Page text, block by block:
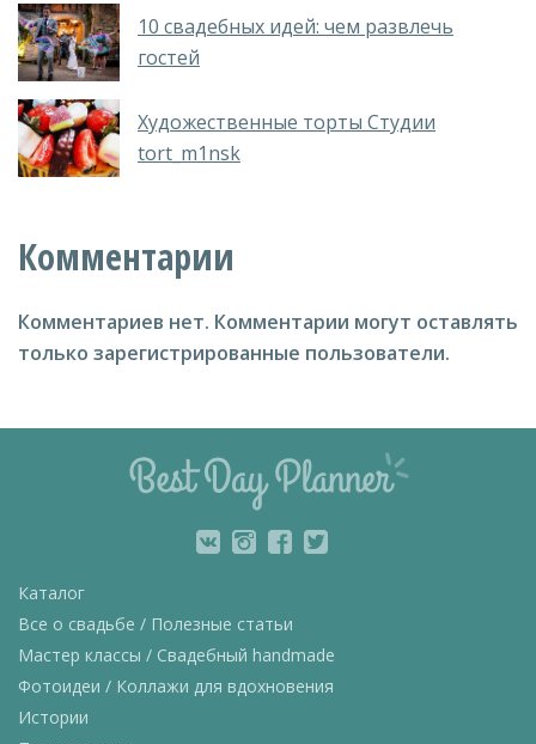
10 свадебных идей: чем развлечь
гостей
Художественные торты Студии
tort_m1nsk
Комментарии
Комментариев нет. Комментарии могут оставлять
только зарегистрированные пользователи.
Каталог
Все о свадьбе / Полезные статьи
Мастер классы / Свадебный handmade
Фотоидеи / Коллажи для вдохновения
Истории